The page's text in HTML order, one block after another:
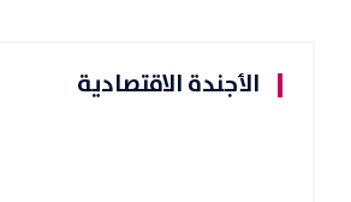
الأجندة الاقتصادية